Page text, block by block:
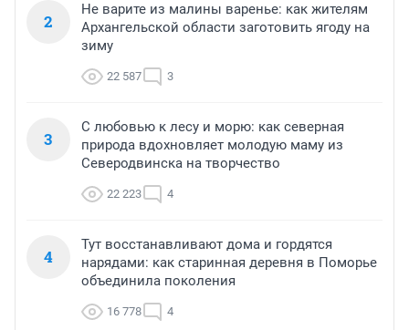
2
Не варите из малины варенье: как жителям
Архангельской области заготовить ягоду на
зиму
22 587 3
3
С любовью к лесу и морю: как северная
природа вдохновляет молодую маму из
Северодвинска на творчество
22 223 4
4
Тут восстанавливают дома и гордятся
нарядами: как старинная деревня в Поморье
объединила поколения
16 778 4